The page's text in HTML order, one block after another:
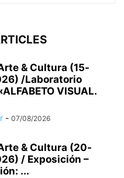
& Cultura (15-
/Laboratorio
VISUAL.
- 07/08/2026
& Cultura (20-
/ Exposición –
...